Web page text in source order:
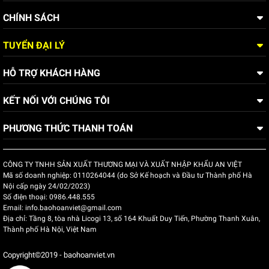
hàng lựa chọn sản phẩm phù hợp nhất với nhu cầu và
điều kiện làm việc.
việc an toàn và bảo vệ sức khỏe của họ khỏi các nguy cơ tiềm
kỹ sưhãy liên hệ ngay với Bảo Hộ An Việt qua hotline
0857
0857 050 999
nhận báo giá tốt nhất.
​Xem thêm:
Mũ bảo hộ SSEDA Hàn Quốc bền đẹp, chính hãng
Mũ bảo hộ lao động 3M chính hãng, chất lượng cao
Mũ bảo hộ lao động Thuỳ Dương chính hãng bền đẹp, chất lượng
Mũ bảo hộ lao động - Bảo vệ công nhân tại công trường, nhà máy
CHÍNH SÁCH
TUYỂN ĐẠI LÝ
HỖ TRỢ KHÁCH HÀNG
KẾT NỐI VỚI CHÚNG TÔI
PHƯƠNG THỨC THANH TOÁN
CÔNG TY TNHH SẢN XUẤT THƯƠNG MẠI VÀ XUẤT NHẬP KHẨU AN VIỆT
Mã số doanh nghiệp: 0110264044 (do Sở Kế hoạch và Đầu tư Thành phố Hà
Nội cấp ngày 24/02/2023)
Số điện thoại: 0986.448.555
Email: info.baohoanviet@gmail.com
Địa chỉ: Tầng 8, tòa nhà Licogi 13, số 164 Khuất Duy Tiến, Phường Thanh Xuân,
Thành phố Hà Nội, Việt Nam
Copyright©2019 - baohoanviet.vn